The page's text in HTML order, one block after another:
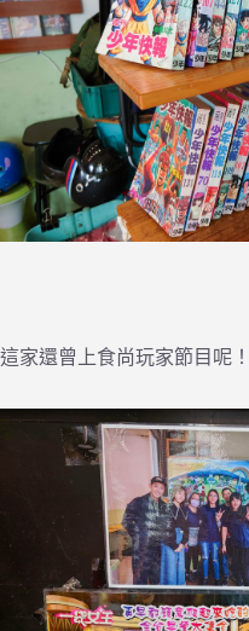
這家還曾上食尚玩家節目呢！